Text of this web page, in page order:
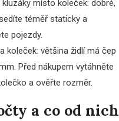
kluzáky místo koleček: dobré,
téměř staticky a
pojezdy.
koleček: většina židlí má čep
Před nákupem vytáhněte
a ověřte rozměr.
a co od nich